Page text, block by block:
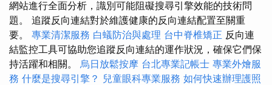
網站進行全面分析，識別可能阻礙搜尋引擎效能的技術問
題。 追蹤反向連結對於維護健康的反向連結配置至關重
要。 專業清潔服務 白蟻防治與處理 台中脊椎矯正 反向連
結監控工具可協助您追蹤反向連結的運作狀況，確保它們保
持活躍和相關。 烏日放鬆按摩 台北專業記帳士 專業外燴服
務 什麼是搜尋引擎？ 兒童眼科專業服務 如何快速辦理護照